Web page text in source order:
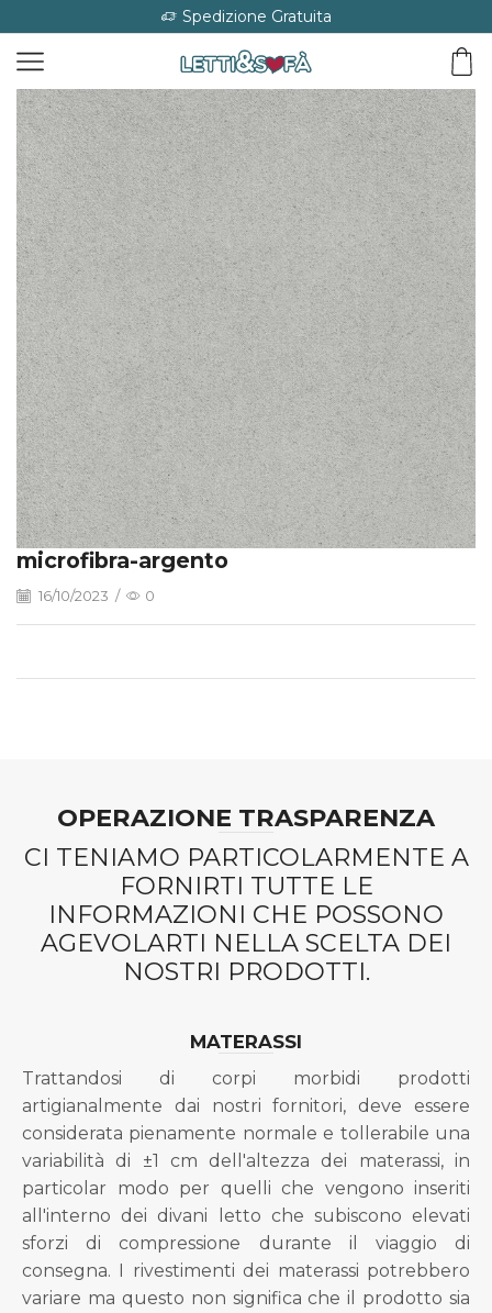
Spedizione Gratuita
microfibra-argento
16/10/2023 / 0
OPERAZIONE TRASPARENZA
CI TENIAMO PARTICOLARMENTE A
FORNIRTI TUTTE LE
INFORMAZIONI CHE POSSONO
AGEVOLARTI NELLA SCELTA DEI
NOSTRI PRODOTTI.
MATERASSI
Trattandosi di corpi morbidi prodotti
artigianalmente dai nostri fornitori, deve essere
considerata pienamente normale e tollerabile una
variabilità di ±1 cm dell'altezza dei materassi, in
particolar modo per quelli che vengono inseriti
all'interno dei divani letto che subiscono elevati
sforzi di compressione durante il viaggio di
consegna. I rivestimenti dei materassi potrebbero
variare ma questo non significa che il prodotto sia